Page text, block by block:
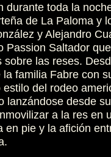
durante toda la
de La Paloma y
y Alejandro
Passion Saltador
las reses.
familia Fabre con
del rodeo
lanzándose desde
a la res en
en pie y la afición